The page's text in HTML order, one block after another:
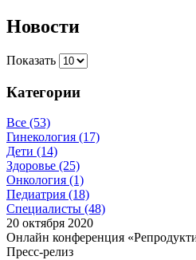
Новости
Показать
Категории
Все (53)
Гинекология (17)
Дети (14)
Здоровье (25)
Онкология (1)
Педиатрия (18)
Специалисты (48)
20 октября 2020
Онлайн конференция
Пресс-релиз